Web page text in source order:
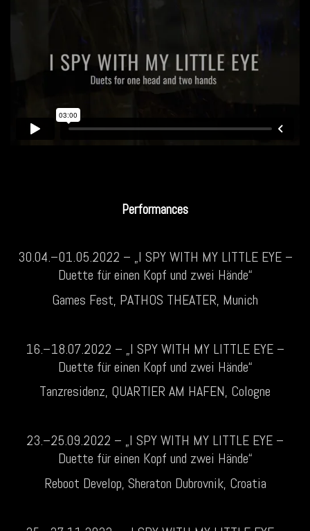
Performances
30.04.–01.05.2022 – „I SPY WITH MY LITTLE EYE –
Duette für einen Kopf und zwei Hände“
Games Fest, PATHOS THEATER, Munich
16.–18.07.2022 – „I SPY WITH MY LITTLE EYE –
Duette für einen Kopf und zwei Hände“
Tanzresidenz, QUARTIER AM HAFEN, Cologne
23.–25.09.2022 – „I SPY WITH MY LITTLE EYE –
Duette für einen Kopf und zwei Hände“
Reboot Develop, Sheraton Dubrovnik, Croatia